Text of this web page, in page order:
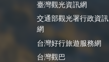
臺灣觀光資訊網
交通部觀光署行政資訊
網
台灣好行旅遊服務網
台灣觀巴